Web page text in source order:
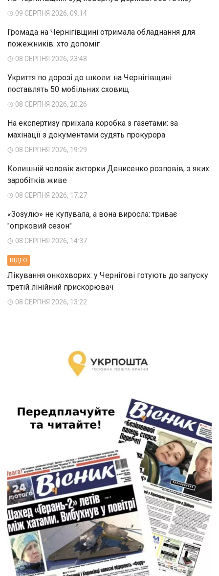
09 СЕРПНЯ 2026, 09:14
Громада на Чернігівщині отримала обладнання для
пожежників: хто допоміг
08 СЕРПНЯ 2026, 23:48
Укриття по дорозі до школи: на Чернігівщині
поставлять 50 мобільних сховищ
08 СЕРПНЯ 2026, 20:26
На експертизу приїхала коробка з газетами: за
махінації з документами судять прокурора
08 СЕРПНЯ 2026, 19:29
Колишній чоловік акторки Денисенко розповів, з яких
заробітків живе
08 СЕРПНЯ 2026, 17:27
«Зозулю» не купувала, а вона виросла: триває
"огірковий сезон"
08 СЕРПНЯ 2026, 14:37
ВIДЕО
Лікування онкохворих: у Чернігові готують до запуску
третій лінійний прискорювач
08 СЕРПНЯ 2026, 13:22